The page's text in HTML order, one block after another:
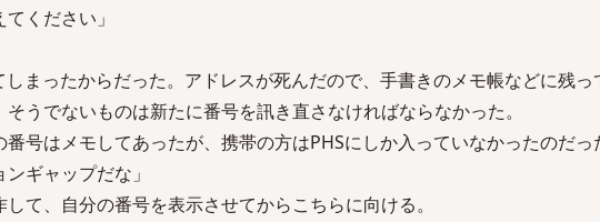
てください」
しまったからだった。アドレスが死んだので、手書きのメモ帳などに残っ
うでないものは新たに番号を訊き直さなければならなかった。
号はメモしてあったが、携帯の方はPHSにしか入っていなかったのだっ
ンギャップだな」
て、自分の番号を表示させてからこちらに向ける。